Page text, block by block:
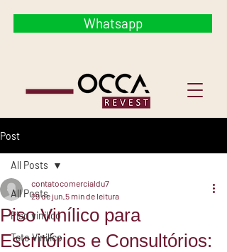
Whatsapp
Post
All Posts
Piso vinilico
Teto Vinilico
All Posts
Piso Vinílico para
Escritórios e Consultórios:
contatocomercialdu7
29 de jun. 5 min de leitura